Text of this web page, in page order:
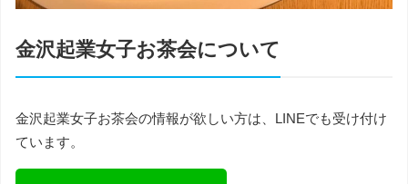
金沢起業女子お茶会について
金沢起業女子お茶会の情報が欲しい方は、LINEでも受け付け
ています。